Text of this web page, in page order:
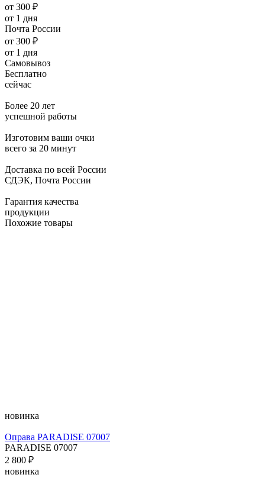
от 300 ₽
от 1 дня
Почта России
от 300 ₽
от 1 дня
Самовывоз
Бесплатно
сейчас
Более 20 лет
успешной работы
Изготовим ваши очки
всего за 20 минут
Доставка по всей России
СДЭК, Почта России
Гарантия качества
продукции
Похожие товары
новинка
Оправа PARADISE 07007
PARADISE 07007
2 800 ₽
новинка